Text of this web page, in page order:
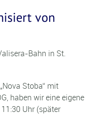
von
Bahn in St.
Stoba“ mit
haben wir eine eigene
Uhr (später